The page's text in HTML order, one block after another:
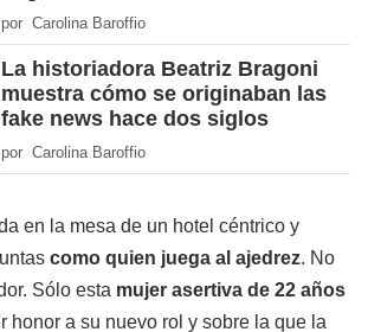
por Carolina Baroffio
La historiadora Beatriz Bragoni
muestra cómo se originaban las
fake news hace dos siglos
por Carolina Baroffio
en la mesa de un hotel céntrico y
como quien juega al ajedrez. No
Sólo esta mujer asertiva de 22 años
honor a su nuevo rol y sobre la que la